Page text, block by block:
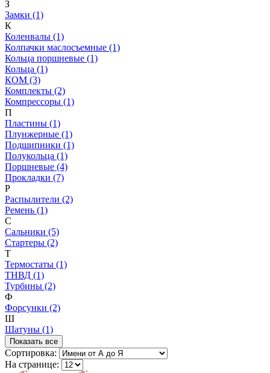
З
Замки (1)
К
Коленвалы (1)
Колпачки маслосъемные (1)
Кольца поршневые (1)
Кольца (1)
КОМ (3)
Комплекты (2)
Компрессоры (1)
П
Пластины (1)
Плунжерные (1)
Подшипники (1)
Полукольца (1)
Поршневые (4)
Прокладки (7)
Р
Распылители (2)
Ремень (1)
С
Сальники (5)
Стартеры (2)
Т
Термостаты (1)
ТНВД (1)
Турбины (2)
Ф
Форсунки (2)
Ш
Шатуны (1)
Показать все
Сортировка:
На странице: